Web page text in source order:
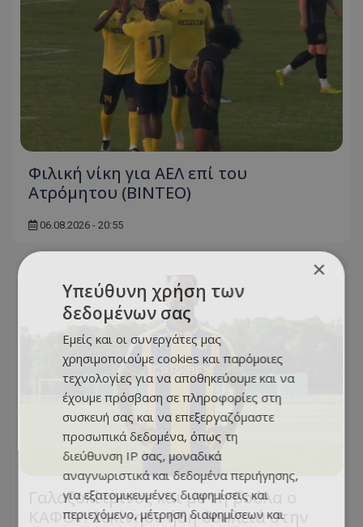
Φιλική νίκη για ΑΕΛ επί του
Ατρόμητου (BINTEO)
06.08.2026 - 20:55
Γαλαζοκίτρινος και με τη βούλα ο
ΚΑΦΟΥ! Ξεκίνησε ήδη δουλειά στην
×
Υπεύθυνη χρήση των
δεδομένων σας
Εμείς και οι συνεργάτες μας
χρησιμοποιούμε cookies και παρόμοιες
τεχνολογίες για να αποθηκεύουμε και να
έχουμε πρόσβαση σε πληροφορίες στη
συσκευή σας και να επεξεργαζόμαστε
προσωπικά δεδομένα, όπως τη
διεύθυνση IP σας, μοναδικά
αναγνωριστικά και δεδομένα περιήγησης,
για εξατομικευμένες διαφημίσεις και
περιεχόμενο, μέτρηση διαφημίσεων και